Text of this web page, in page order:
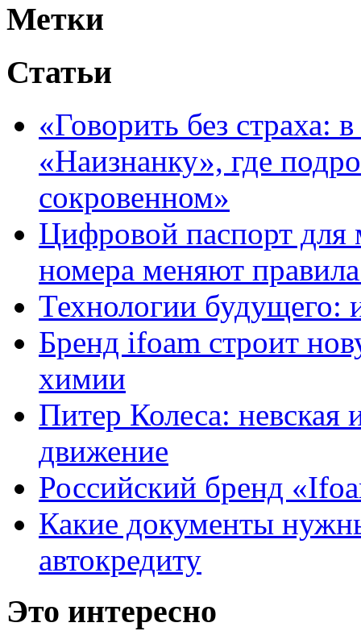
Метки
Статьи
«Говорить без страха:
«Наизнанку», где
сокровенном»
Цифровой паспорт для
номера меняют
Технологии будущего:
Бренд ifoam строит
химии
Питер Колеса: невская
движение
Российский бренд
Какие документы
автокредиту
Это интересно